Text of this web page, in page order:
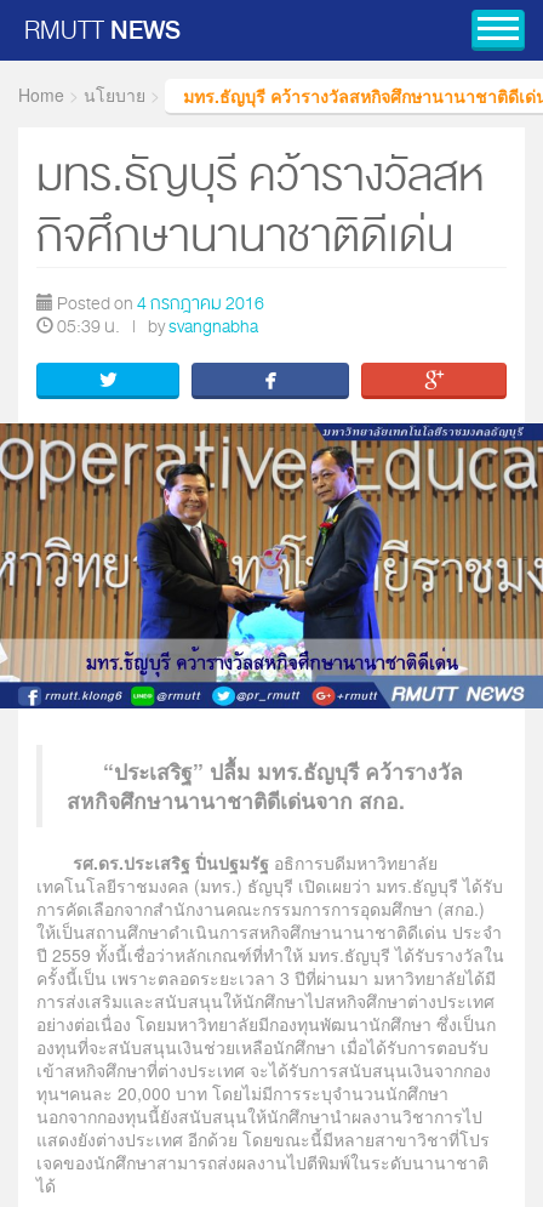
RMUTTNEWS
Home > นโยบาย > มทร.ธัญบุรี คว้ารางวัลสหกิจศึกษานานาชาติดีเด่
มทร.ธัญบุรี คว้ารางวัลสห
กิจศึกษานานาชาติดีเด่น
Posted on4 กรกฎาคม 2016
05:39 น. | bysvangnabha
  
“ประเสริฐ” ปลื้ม มทร.ธัญบุรี คว้ารางวัล
สหกิจศึกษานานาชาติดีเด่นจาก สกอ.
รศ.ดร.ประเสริฐ ปิ่นปฐมรัฐ อธิการบดีมหาวิทยาลัย
เทคโนโลยีราชมงคล (มทร.) ธัญบุรี เปิดเผยว่า มทร.ธัญบุรี ได้รับ
การคัดเลือกจากสำนักงานคณะกรรมการการอุดมศึกษา (สกอ.)
ให้เป็นสถานศึกษาดำเนินการสหกิจศึกษานานาชาติดีเด่น ประจำ
ปี 2559 ทั้งนี้เชื่อว่าหลักเกณฑ์ที่ทำให้ มทร.ธัญบุรี ได้รับรางวัลใน
ครั้งนี้เป็น เพราะตลอดระยะเวลา 3 ปีที่ผ่านมา มหาวิทยาลัยได้มี
การส่งเสริมและสนับสนุนให้นักศึกษาไปสหกิจศึกษาต่างประเทศ
อย่างต่อเนื่อง โดยมหาวิทยาลัยมีกองทุนพัฒนานักศึกษา ซึ่งเป็นก
องทุนที่จะสนับสนุนเงินช่วยเหลือนักศึกษา เมื่อได้รับการตอบรับ
เข้าสหกิจศึกษาที่ต่างประเทศ จะได้รับการสนับสนุนเงินจากกอง
ทุนฯคนละ 20,000 บาท โดยไม่มีการระบุจำนวนนักศึกษา
นอกจากกองทุนนี้ยังสนับสนุนให้นักศึกษานำผลงานวิชาการไป
แสดงยังต่างประเทศ อีกด้วย โดยขณะนี้มีหลายสาขาวิชาที่โปร
เจคของนักศึกษาสามารถส่งผลงานไปตีพิมพ์ในระดับนานาชาติ
ได้